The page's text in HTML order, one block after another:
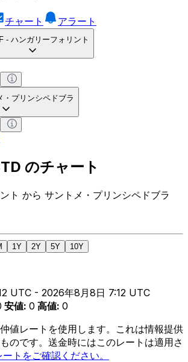
チャート
アラート
- ハンガリーフォリント
・プリンシペドブラ
のチャート
ト から サントメ・プリンシペドブラ
1Y 2Y 5Y 10Y
UTC - 2026年8月8日 7:12 UTC
安値: 0 高値: 0
値レートを使用します。これは情報提供
のです。送金時にはこのレートは適用さ
トをご確認ください。